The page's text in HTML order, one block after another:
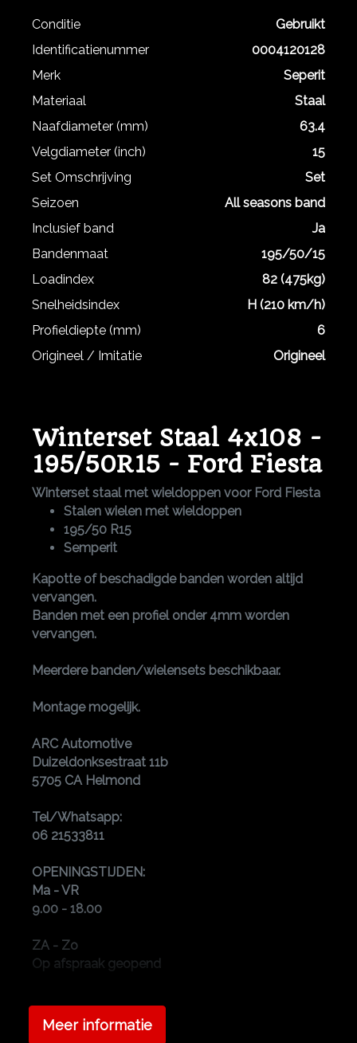
Conditie
Gebruikt
Identificatienummer
0004120128
Merk
Seperit
Materiaal
Staal
Naafdiameter (mm)
63.4
Velgdiameter (inch)
15
Set Omschrijving
Set
Seizoen
All seasons band
Inclusief band
Ja
Bandenmaat
195/50/15
Loadindex
82 (475kg)
Snelheidsindex
H (210 km/h)
Profieldiepte (mm)
6
Origineel / Imitatie
Origineel
Winterset Staal 4x108 -
195/50R15 - Ford Fiesta
Winterset staal met wieldoppen voor Ford Fiesta
Stalen wielen met wieldoppen
195/50 R15
Semperit
Kapotte of beschadigde banden worden altijd
vervangen.
Banden met een profiel onder 4mm worden
vervangen.
Meerdere banden/wielensets beschikbaar.
Montage mogelijk.
ARC Automotive
Duizeldonksestraat 11b
5705 CA Helmond
Tel/Whatsapp:
06 21533811
OPENINGSTIJDEN:
Ma - VR
9.00 - 18.00
ZA - Zo
Op afspraak geopend
Meer informatie